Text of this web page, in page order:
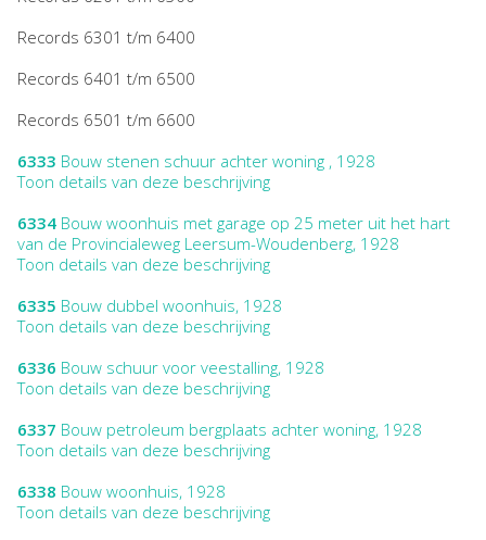
Records 6301 t/m 6400
Records 6401 t/m 6500
Records 6501 t/m 6600
6333 Bouw stenen schuur achter woning , 1928
Toon details van deze beschrijving
6334 Bouw woonhuis met garage op 25 meter uit het hart
van de Provincialeweg Leersum-Woudenberg, 1928
Toon details van deze beschrijving
6335 Bouw dubbel woonhuis, 1928
Toon details van deze beschrijving
6336 Bouw schuur voor veestalling, 1928
Toon details van deze beschrijving
6337 Bouw petroleum bergplaats achter woning, 1928
Toon details van deze beschrijving
6338 Bouw woonhuis, 1928
Toon details van deze beschrijving